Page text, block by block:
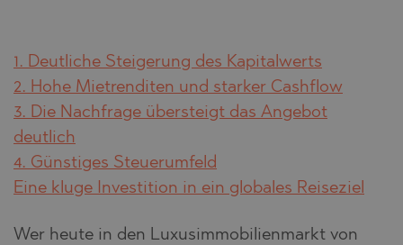
1. Deutliche Steigerung des Kapitalwerts
2. Hohe Mietrenditen und starker Cashflow
3. Die Nachfrage übersteigt das Angebot
deutlich
4. Günstiges Steuerumfeld
Eine kluge Investition in ein globales Reiseziel
Wer heute in den Luxusimmobilienmarkt von